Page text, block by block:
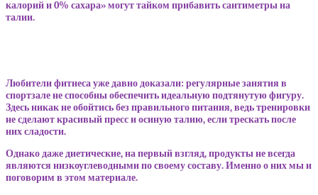
калорий и 0% сахара» могут тайком прибавить сантиметры на
талии.
Любители фитнеса уже давно доказали: регулярные занятия в
спортзале не способны обеспечить идеальную подтянутую фигуру.
Здесь никак не обойтись без правильного питания, ведь тренировки
не сделают красивый пресс и осиную талию, если трескать после
них сладости.
Однако даже диетические, на первый взгляд, продукты не всегда
являются низкоуглеводными по своему составу. Именно о них мы и
поговорим в этом материале.